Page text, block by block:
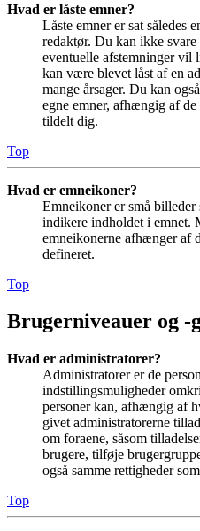
Hvad er låste emner?
Låste emner er sat således
redaktør. Du kan ikke
eventuelle afstemninger vil
kan være blevet låst af en
mange årsager. Du kan
egne emner, afhængig af
tildelt dig.
Top
Hvad er emneikoner?
Emneikoner er små
indikere indholdet i emnet.
emneikonerne afhænger af
defineret.
Top
Brugerniveauer og -
Hvad er administratorer?
Administratorer er de
indstillingsmuligheder
personer kan, afhængig af
givet administratorerne
om foraene, såsom
brugere, tilføje
også samme rettigheder
Top